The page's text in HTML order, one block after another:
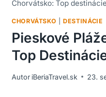
Chorvátsko: Top
CHORVÁTSKO |DESTINÁCIE
Pieskové
Top
Autor iBeriaTravel.sk 23.